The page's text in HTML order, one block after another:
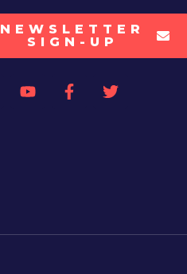
NEWSLETTER
SIGN-UP